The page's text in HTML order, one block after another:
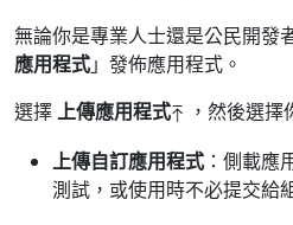
無論你是專業人士還是公民開發
應用程式」發佈應用程式。
選擇 上傳應用程式
，然後選擇
上傳自訂應用程式 ：側載應
測試，或使用時不必提交給